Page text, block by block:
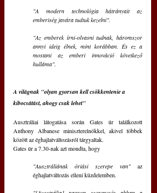
"A modern technológia hátrányait az
emberiség javára tudtuk kezelni".
"Az emberek írni-olvasni tudnak, háromszor
annyi ideig élnek, mint korábban. És ez a
mostani az emberi innováció következő
hulláma".
A világnak "olyan gyorsan kell csökkentenie a
kibocsátást, ahogy csak lehet"
Ausztráliai látogatása során Gates úr találkozott
Anthony Albanese miniszterelnökkel, akivel többek
között az éghajlatváltozásról tárgyaltak.
Gates úr a 7.30-nak azt mondta, hogy
"Ausztráliának óriási szerepe van" az
éghajlatváltozás elleni küzdelemben.